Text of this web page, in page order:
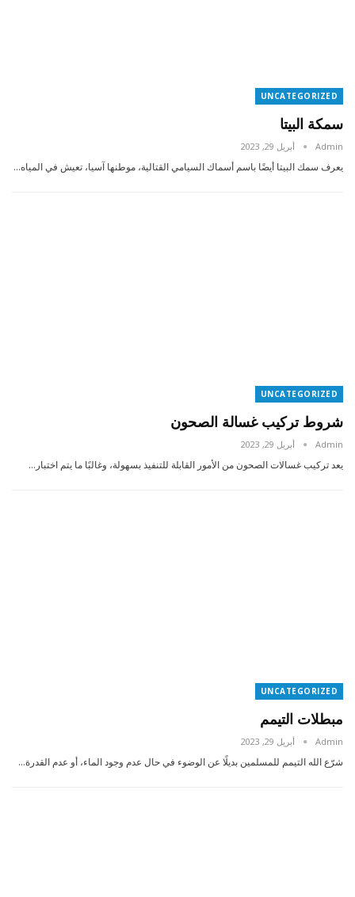
UNCATEGORIZED
سمكة البيتا
Admin أبريل 29, 2023
يعرف سمك البيتا أيضًا باسم أسماك السيامي القتالية، موطنها آسيا، تعيش في المياه…
UNCATEGORIZED
شروط تركيب غسالة الصحون
Admin أبريل 29, 2023
يعد تركيب غسالات الصحون من الأمور القابلة للتنفيذ بسهولة، وغالبًا ما يتم اختبار…
UNCATEGORIZED
مبطلات التيمم
Admin أبريل 29, 2023
شرّع الله التيمم للمسلمين بديلًا عن الوضوء في حال عدم وجود الماء، أو عدم القدرة…